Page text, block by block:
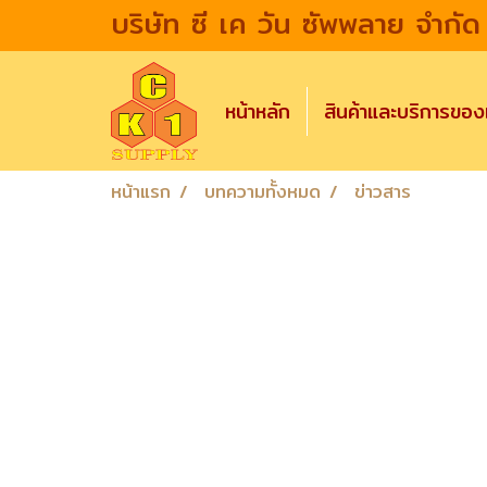
บริษัท ซี เค วัน ซัพพลาย จำกัด
หน้าหลัก สินค้าและบริการขอ
หน้าแรก บทความทั้งหมด ข่าวสาร